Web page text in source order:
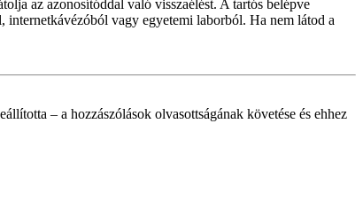
az azonosítóddal való visszaélést. A tartós belépve
vagy egyetemi laborból. Ha nem látod a
– a hozzászólások olvasottságának követése és ehhez